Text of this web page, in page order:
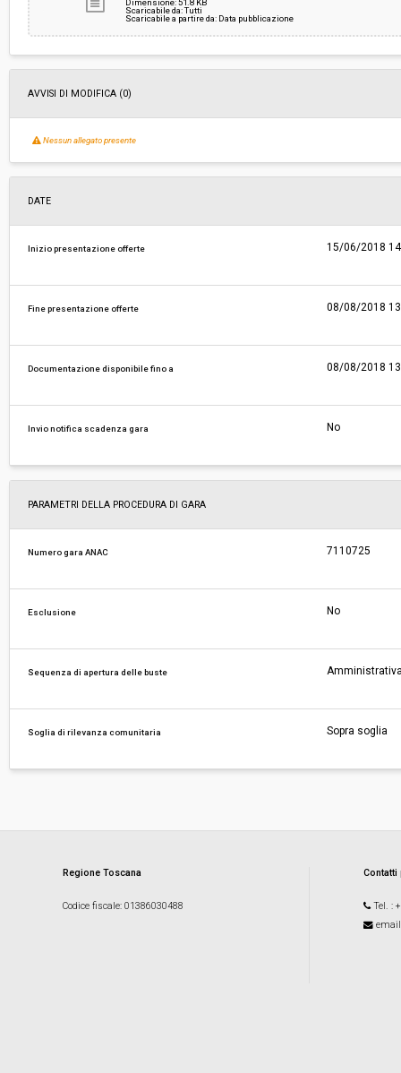
Scaricabile da: Tutti
Scaricabile a partire da: Data pubblicazione
AVVISI DI MODIFICA (0)
Nessun allegato presente
DATE
Inizio presentazione offerte 15/06/2018
Fine presentazione offerte 08/08/2018
Documentazione disponibile fino a 08/08/2018
Invio notifica scadenza gara No
PARAMETRI DELLA PROCEDURA DI GARA
Numero gara ANAC 7110725
Esclusione No
Sequenza di apertura delle buste
Soglia di rilevanza comunitaria Sopra soglia
Regione Toscana
Codice fiscale: 01386030488 Tel. :
email